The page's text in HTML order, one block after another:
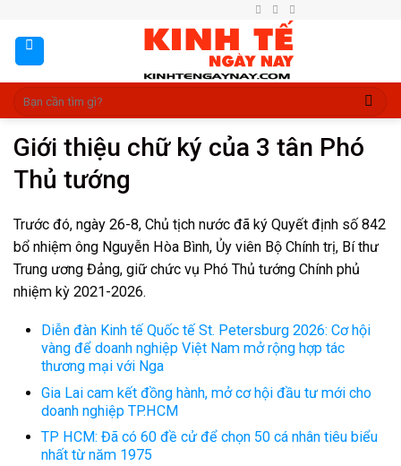
content
Giới thiệu chữ ký của 3 tân Phó
Thủ tướng
Trước đó, ngày 26-8, Chủ tịch nước đã ký Quyết định số 842
bổ nhiệm ông Nguyễn Hòa Bình, Ủy viên Bộ Chính trị, Bí thư
Trung ương Đảng, giữ chức vụ Phó Thủ tướng Chính phủ
nhiệm kỳ 2021-2026.
Diễn đàn Kinh tế Quốc tế St. Petersburg 2026: Cơ hội
vàng để doanh nghiệp Việt Nam mở rộng hợp tác
thương mại với Nga
Gia Lai cam kết đồng hành, mở cơ hội đầu tư mới cho
doanh nghiệp TP.HCM
TP HCM: Đã có 60 đề cử để chọn 50 cá nhân tiêu biểu
nhất từ năm 1975